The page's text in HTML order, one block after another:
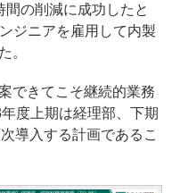
の削減に成功したと
ジニアを雇用して内製
。
できてこそ継続的業務
度上期は経理部、下期
導入する計画であるこ